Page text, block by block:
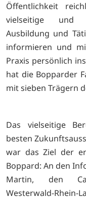
Öffentlichkeit
vielseitige und
Ausbildung und
informieren und
Praxis persönlich
hat die Bopparder
mit sieben Trägern
Das vielseitige
besten
war das Ziel der
Boppard: An den
Martin, den
Westerwald-Rhein-